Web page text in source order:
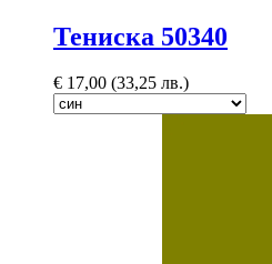
Тениска 50340
€ 17,00 (33,25 лв.)